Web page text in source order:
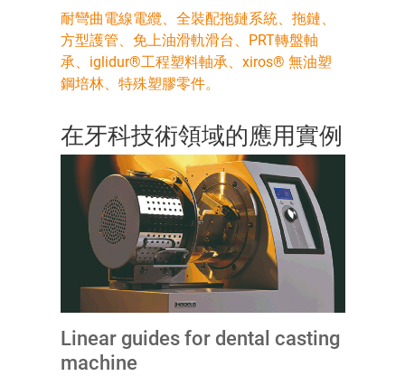
耐彎曲電線電纜、全裝配拖鏈系統、拖鏈、
方型護管、免上油滑軌滑台、PRT轉盤軸
承、iglidur®工程塑料軸承、xiros® 無油塑
鋼培林、特殊塑膠零件。
在牙科技術領域的應用實例
Linear guides for dental casting
machine